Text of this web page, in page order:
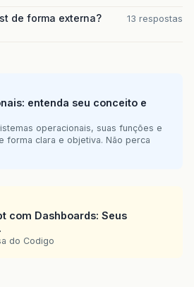
de forma externa?
13 respostas
entenda seu conceito e
operacionais, suas funções e
forma clara e objetiva. Não perca
com Dashboards: Seus
do Codigo